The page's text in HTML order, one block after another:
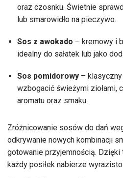
oraz czosnku. Świetnie
lub smarowidło na pieczywo.
Sos z awokado – kremowy i
idealny do sałatek lub jako
Sos pomidorowy –
wzbogacić świeżymi ziołami,
aromatu oraz smaku.
Zróżnicowanie sosów do dań
odkrywanie nowych kombinacji
gotowanie przyjemnością.
każdy posiłek nabierze